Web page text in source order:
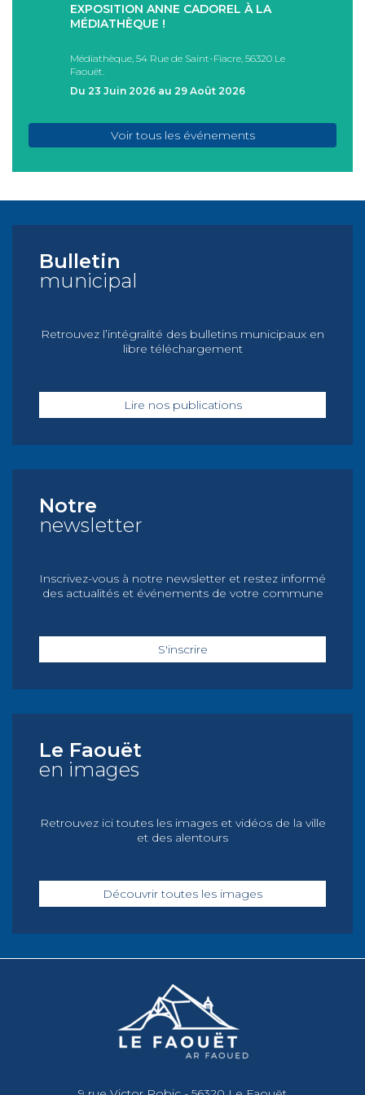
EXPOSITION ANNE CADOREL À LA
MÉDIATHÈQUE !
Médiathèque, 54 Rue de Saint-Fiacre, 56320 Le
Faouët.
Du 23 Juin 2026 au 29 Août 2026
Voir tous les événements
Bulletin
municipal
Retrouvez l’intégralité des bulletins municipaux en
libre téléchargement
Lire nos publications
Notre
newsletter
Inscrivez-vous à notre newsletter et restez informé
des actualités et événements de votre commune
S'inscrire
Le Faouët
en images
Retrouvez ici toutes les images et vidéos de la ville
et des alentours
Découvrir toutes les images